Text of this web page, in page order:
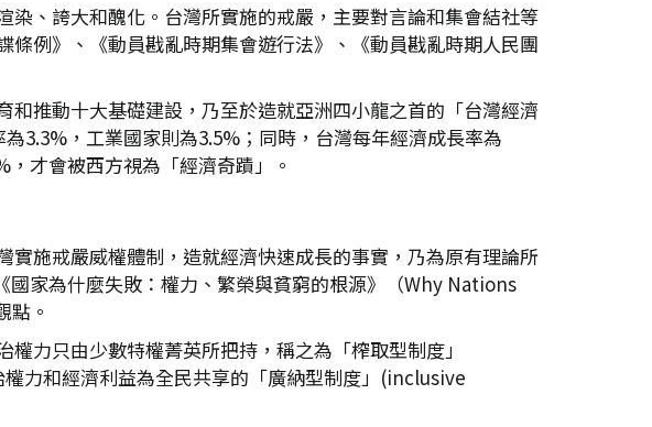
、誇大和醜化。台灣所實施的戒嚴，主要對言論和集會結社等
例》、《動員戡亂時期集會遊行法》、《動員戡亂時期人民團
推動十大基礎建設，乃至於造就亞洲四小龍之首的「台灣經濟
3.3%，工業國家則為3.5%；同時，台灣每年經濟成長率為
才會被西方視為「經濟奇蹟」。
施戒嚴威權體制，造就經濟快速成長的事實，乃為原有理論所
家為什麼失敗：權力、繁榮與貧窮的根源》（Why Nations
。
力只由少數特權菁英所把持，稱之為「榨取型制度」
力和經濟利益為全民共享的「廣納型制度」(inclusive